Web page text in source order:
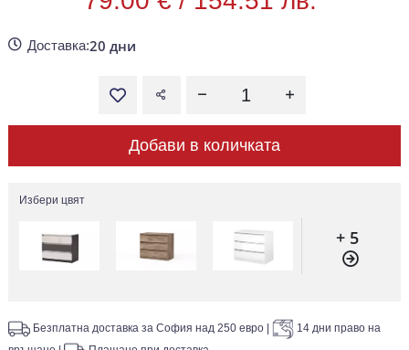
Доставка:20 дни
Добави в количката
Избери цвят
+ 5
Безплатна доставка за София над 250 евро
14 дни право на